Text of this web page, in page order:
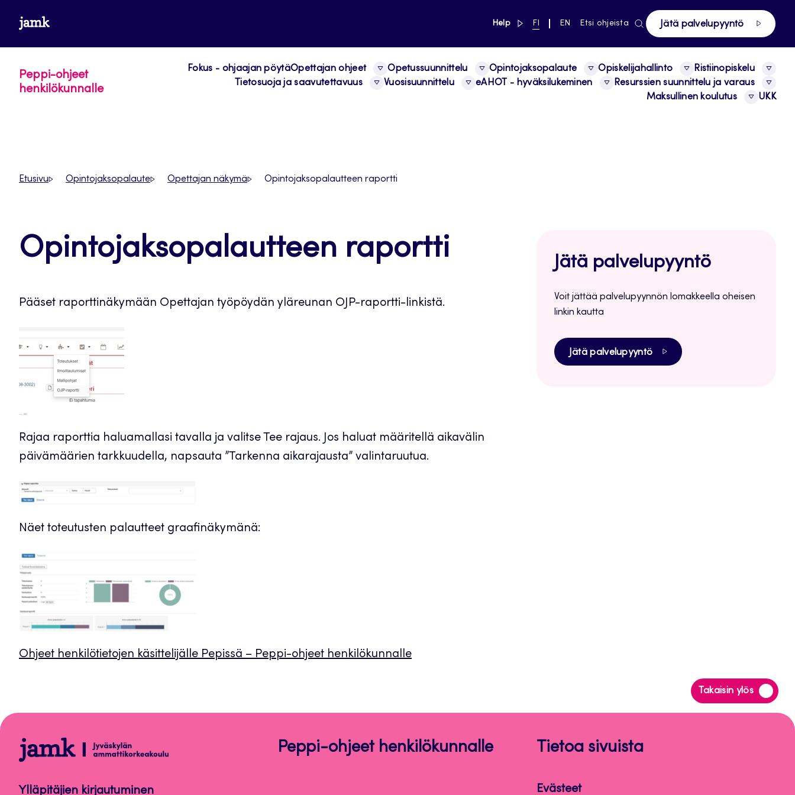
suoraan
sisältöön
www.jamk.fi Help linkki pääsivustolle
NYKYINEN
FI
VAIHDA
EN Etsi ohjeista Jätä palvelupyyntö
Peppi-ohjeet
henkilökunnalle
Fokus - ohjaajan pöytäOpettajan ohjeet Opetussuunnittelu Opintojaksopalaute Opiskelijahallinto
Ristiinopiskelu
Tietosuoja ja saavutettavuus
Vuosisuunnittelu eAHOT - hyväksilukeminen
Resurssien suunnittelu ja varaus
Maksullinen koulutus
UKK
Etusivu Opintojaksopalaute Opettajan näkymä Opintojaksopalautteen raportti
Opintojaksopalautteen raportti
Pääset raporttinäkymään Opettajan työpöydän yläreunan OJP-raportti-linkistä.
Rajaa raporttia haluamallasi tavalla ja valitse Tee rajaus. Jos haluat määritellä aikavälin
päivämäärien tarkkuudella, napsauta ”Tarkenna aikarajausta” valintaruutua.
Näet toteutusten palautteet graafinäkymänä:
Ohjeet henkilötietojen käsittelijälle Pepissä – Peppi-ohjeet henkilökunnalle
Jätä palvelupyyntö
Voit jättää palvelupyynnön lomakkeella oheisen
linkin kautta
Jätä palvelupyyntö
Takaisin ylös
Siirry
takaisin
Peppi-
ohjeet
henkilökunnalle
Ylläpitäjien kirjautuminen
Peppi-ohjeet henkilökunnalle Tietoa sivuista
Evästeet